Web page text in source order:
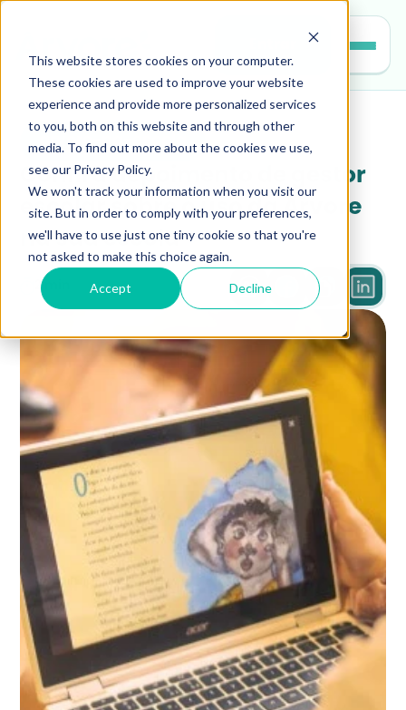
This website stores cookies on your computer.
These cookies are used to improve your website
experience and provide more personalized services
to you, both on this website and through other
media. To find out more about the cookies we use,
see our Privacy Policy.
We won't track your information when you visit our
site. But in order to comply with your preferences,
we'll have to use just one tiny cookie so that you're
not asked to make this choice again.
Accept Decline
arvore-na-escola
Confira depoimento de gestor
escolar sobre o uso da Árvore
na sua escola
2 min